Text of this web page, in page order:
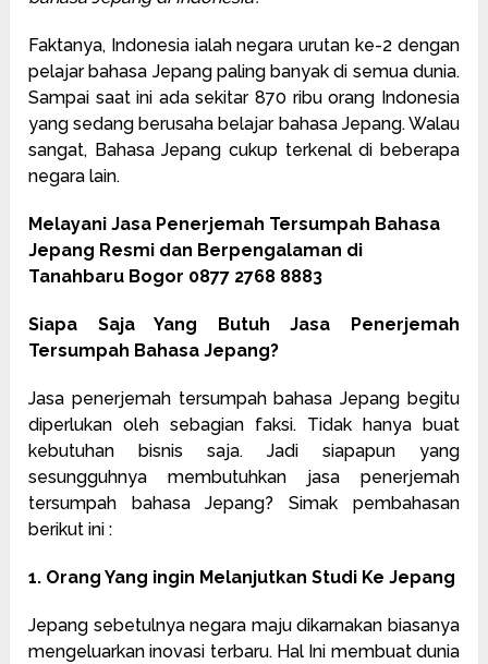
Faktanya, Indonesia ialah negara urutan ke-2 dengan
pelajar bahasa Jepang paling banyak di semua dunia.
Sampai saat ini ada sekitar 870 ribu orang Indonesia
yang sedang berusaha belajar bahasa Jepang. Walau
sangat, Bahasa Jepang cukup terkenal di beberapa
negara lain.
Melayani Jasa Penerjemah Tersumpah Bahasa
Jepang Resmi dan Berpengalaman di
Tanahbaru Bogor 0877 2768 8883
Siapa Saja Yang Butuh Jasa Penerjemah
Tersumpah Bahasa Jepang?
Jasa penerjemah tersumpah bahasa Jepang begitu
diperlukan oleh sebagian faksi. Tidak hanya buat
kebutuhan bisnis saja. Jadi siapapun yang
sesungguhnya membutuhkan jasa penerjemah
tersumpah bahasa Jepang? Simak pembahasan
berikut ini :
1. Orang Yang ingin Melanjutkan Studi Ke Jepang
Jepang sebetulnya negara maju dikarnakan biasanya
mengeluarkan inovasi terbaru. Hal Ini membuat dunia